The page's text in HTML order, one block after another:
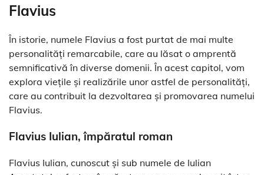
Flavius
În istorie, numele Flavius a fost purtat de mai multe
personalități remarcabile, care au lăsat o amprentă
semnificativă în diverse domenii. În acest capitol, vom
explora viețile și realizările unor astfel de personalități,
care au contribuit la dezvoltarea și promovarea numelui
Flavius.
Flavius Iulian, împăratul roman
Flavius Iulian, cunoscut și sub numele de Iulian